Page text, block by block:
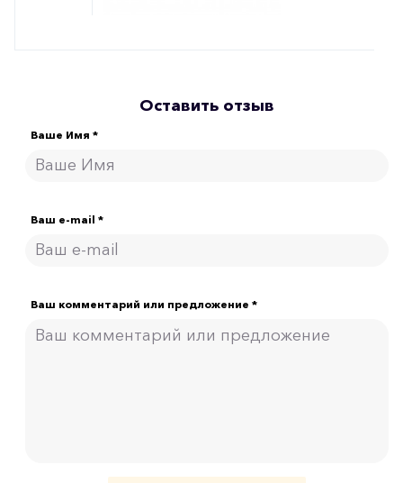
Оставить отзыв
Ваше Имя *
Ваш e-mail *
Ваш комментарий или предложение *